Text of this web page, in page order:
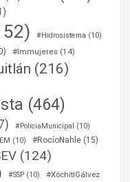
#Hidrosistema (10)
#Immujeres (14)
(216)
(464)
#PoliciaMunicipal
(10)
(10) #RocíoNahle (15)
(124)
#SSP (10) #XóchitlGálvez